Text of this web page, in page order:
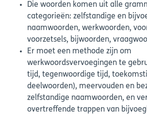
Die woorden komen uit alle
categorieën: zelfstandige en
naamwoorden, werkwoorden,
voorzetsels, bijwoorden,
Er moet een methode zijn om
werkwoordsvervoegingen te
tijd, tegenwoordige tijd,
deelwoorden), meervouden en
zelfstandige naamwoorden, en
overtreffende trappen van